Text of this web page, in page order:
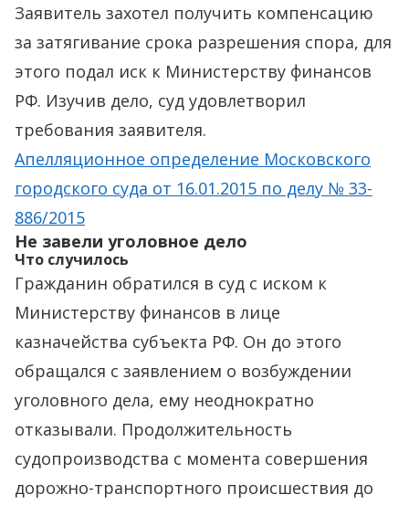
Заявитель захотел получить компенсацию
за затягивание срока разрешения спора, для
этого подал иск к Министерству финансов
РФ. Изучив дело, суд удовлетворил
требования заявителя.
Апелляционное определение Московского
городского суда от 16.01.2015 по делу № 33-
886/2015
Не завели уголовное дело
Что случилось
Гражданин обратился в суд с иском к
Министерству финансов в лице
казначейства субъекта РФ. Он до этого
обращался с заявлением о возбуждении
уголовного дела, ему неоднократно
отказывали. Продолжительность
судопроизводства с момента совершения
дорожно-транспортного происшествия до